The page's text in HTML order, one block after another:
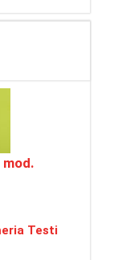
mod.
Testi